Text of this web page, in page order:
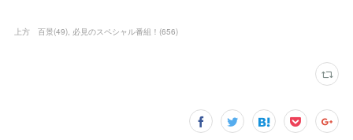
上方 百景(49) 必見のスペシャル番組！ (656)